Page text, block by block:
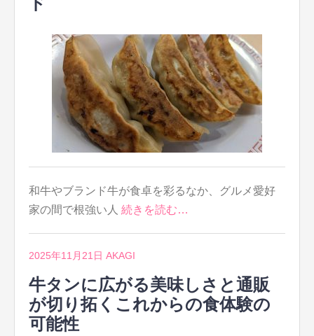
和牛やブランド牛が食卓を彩るなか、グルメ愛好
家の間で根強い人 続きを読む…
2025年11月21日 AKAGI
牛タンに広がる美味しさと通販
が切り拓くこれからの食体験の
可能性